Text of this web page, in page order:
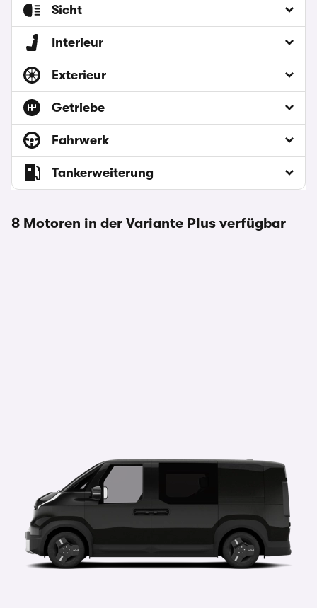
Sicht
Interieur
Exterieur
Getriebe
Fahrwerk
Tankerweiterung
8 Motoren in der Variante Plus verfügbar